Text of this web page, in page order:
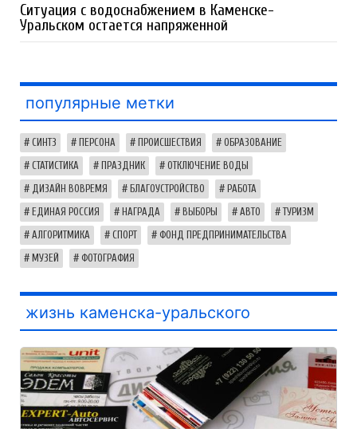
Ситуация с водоснабжением в Каменске-
Уральском остается напряженной
популярные метки
СИНТЗ ПЕРСОНА ПРОИСШЕСТВИЯ ОБРАЗОВАНИЕ
СТАТИСТИКА ПРАЗДНИК ОТКЛЮЧЕНИЕ ВОДЫ
ДИЗАЙН ВОВРЕМЯ БЛАГОУСТРОЙСТВО РАБОТА
ЕДИНАЯ РОССИЯ НАГРАДА ВЫБОРЫ АВТО ТУРИЗМ
АЛГОРИТМИКА СПОРТ ФОНД ПРЕДПРИНИМАТЕЛЬСТВА
МУЗЕЙ ФОТОГРАФИЯ
жизнь каменска-уральского